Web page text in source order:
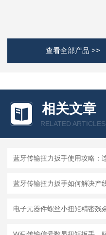
查看全部产品 >>
相关文章
RELATED ARTICLES